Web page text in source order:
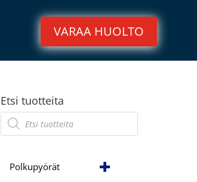
VARAA HUOLTO
Etsi tuotteita
Products
search
Polkupyörät